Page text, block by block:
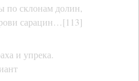
по склонам долин,
сарацин…[113]
и упрека.